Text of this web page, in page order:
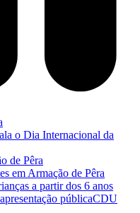
o Dia Internacional da
de Pêra
em Armação de Pêra
a partir dos 6 anos
apresentação públicaCDU